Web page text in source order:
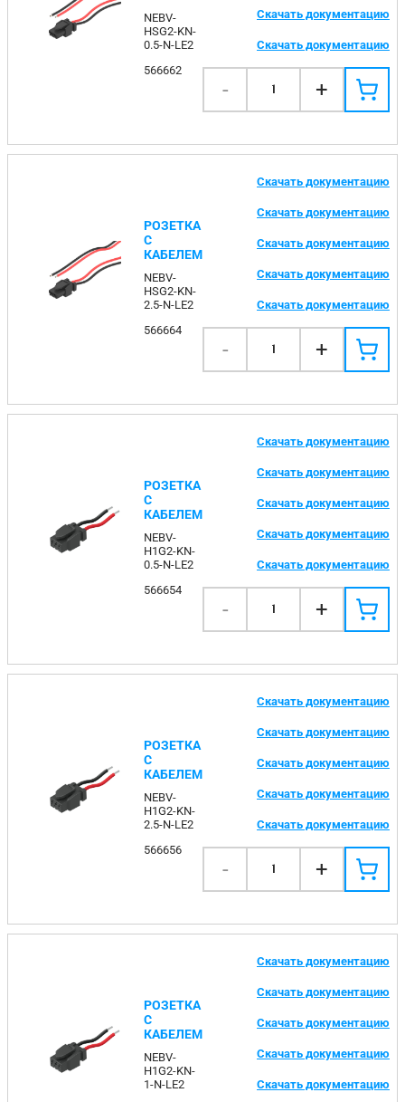
NEBV-
HSG2-KN-
0.5-N-LE2
566662
Скачать документацию
Скачать документацию
- 1 +
РОЗЕТКА
С
КАБЕЛЕМ
NEBV-
HSG2-KN-
2.5-N-LE2
566664
Скачать документацию
Скачать документацию
Скачать документацию
Скачать документацию
Скачать документацию
- 1 +
РОЗЕТКА
С
КАБЕЛЕМ
NEBV-
H1G2-KN-
0.5-N-LE2
566654
Скачать документацию
Скачать документацию
Скачать документацию
Скачать документацию
Скачать документацию
- 1 +
РОЗЕТКА
С
КАБЕЛЕМ
NEBV-
H1G2-KN-
2.5-N-LE2
566656
Скачать документацию
Скачать документацию
Скачать документацию
Скачать документацию
Скачать документацию
- 1 +
РОЗЕТКА
С
КАБЕЛЕМ
NEBV-
H1G2-KN-
1-N-LE2
Скачать документацию
Скачать документацию
Скачать документацию
Скачать документацию
Скачать документацию